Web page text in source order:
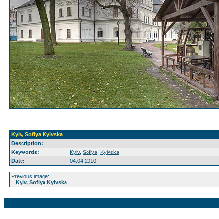
Kyiv, Sofiya Kyivska
Description:
Keywords:
Kyiv, Sofiya Kyivska
Date:
04.04.2010
Previous image:
Kyiv, Sofiya Kyivska